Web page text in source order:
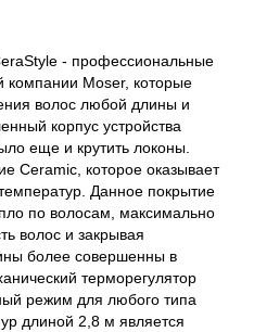
- профессиональные
компании Moser, которые
волос любой длины и
корпус устройства
еще и крутить локоны.
Ceramic, которое оказывает
Данное покрытие
по волосам, максимально
волос и закрывая
более совершенны в
терморегулятор
режим для любого типа
длиной 2,8 м является